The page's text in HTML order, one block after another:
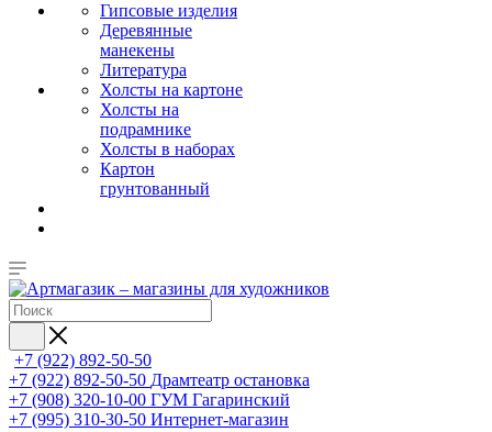
Гипсовые изделия
Деревянные
манекены
Литература
Холсты на картоне
Холсты на
подрамнике
Холсты в наборах
Картон
грунтованный
+7 (922) 892-50-50
+7 (922) 892-50-50 Драмтеатр остановка
+7 (908) 320-10-00 ГУМ Гагаринский
+7 (995) 310-30-50 Интернет-магазин